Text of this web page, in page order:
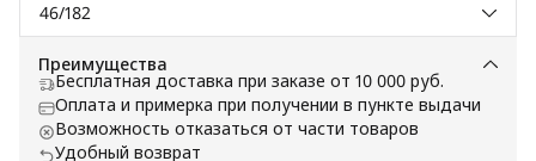
46/182
Преимущества
Бесплатная доставка при заказе от 10 000 руб.
Оплата и примерка при получении в пункте выдачи
Возможность отказаться от части товаров
Удобный возврат